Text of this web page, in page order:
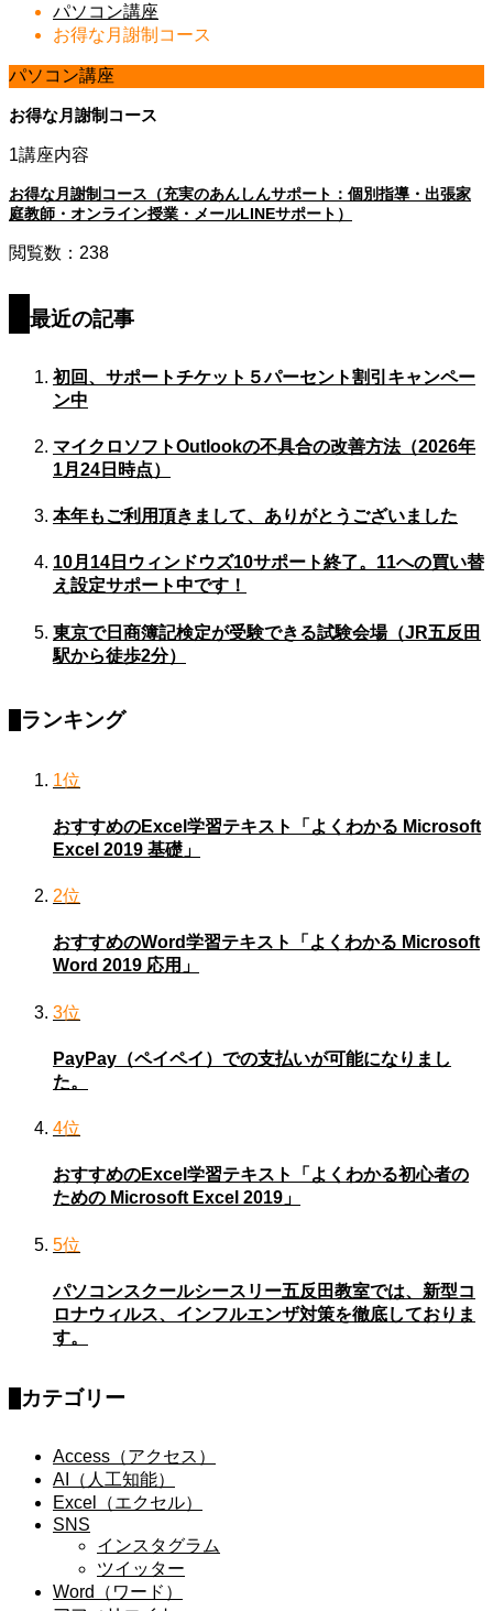
パソコン講座
お得な月謝制コース
パソコン講座
お得な月謝制コース
1講座内容
お得な月謝制コース（充実のあんしんサポート：個別指導・出張家
庭教師・オンライン授業・メールLINEサポート）
閲覧数：238
最近の記事
初回、サポートチケット５パーセント割引キャンペー
ン中
マイクロソフトOutlookの不具合の改善方法（2026年
1月24日時点）
本年もご利用頂きまして、ありがとうございました
10月14日ウィンドウズ10サポート終了。11への買い替
え設定サポート中です！
東京で日商簿記検定が受験できる試験会場（JR五反田
駅から徒歩2分）
ランキング
1位
おすすめのExcel学習テキスト「よくわかる Microsoft
Excel 2019 基礎」
2位
おすすめのWord学習テキスト「よくわかる Microsoft
Word 2019 応用」
3位
PayPay（ペイペイ）での支払いが可能になりまし
た。
4位
おすすめのExcel学習テキスト「よくわかる初心者の
ための Microsoft Excel 2019」
5位
パソコンスクールシースリー五反田教室では、新型コ
ロナウィルス、インフルエンザ対策を徹底しておりま
す。
カテゴリー
Access（アクセス）
AI（人工知能）
Excel（エクセル）
SNS
インスタグラム
ツイッター
Word（ワード）